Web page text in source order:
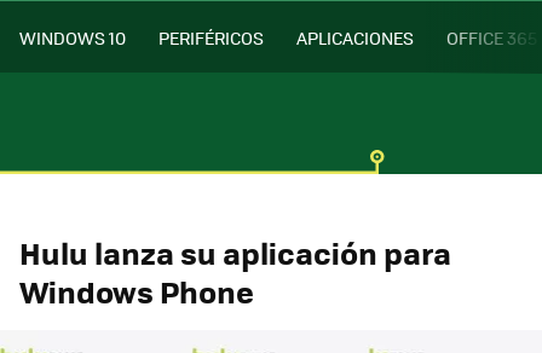
WINDOWS 10 PERIFÉRICOS APLICACIONES OFFICE 365
Hulu lanza su aplicación para
Windows Phone